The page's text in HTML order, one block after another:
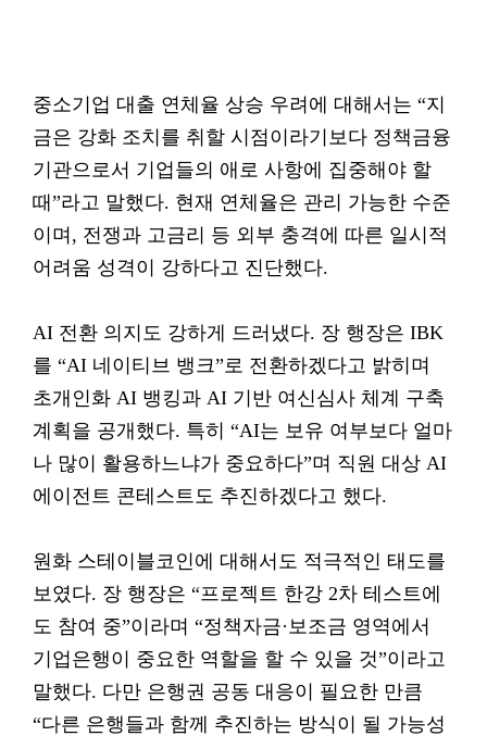
중소기업 대출 연체율 상승 우려에 대해서는 “지
금은 강화 조치를 취할 시점이라기보다 정책금융
기관으로서 기업들의 애로 사항에 집중해야 할
때”라고 말했다. 현재 연체율은 관리 가능한 수준
이며, 전쟁과 고금리 등 외부 충격에 따른 일시적
어려움 성격이 강하다고 진단했다.
AI 전환 의지도 강하게 드러냈다. 장 행장은 IBK
를 “AI 네이티브 뱅크”로 전환하겠다고 밝히며
초개인화 AI 뱅킹과 AI 기반 여신심사 체계 구축
계획을 공개했다. 특히 “AI는 보유 여부보다 얼마
나 많이 활용하느냐가 중요하다”며 직원 대상 AI
에이전트 콘테스트도 추진하겠다고 했다.
원화 스테이블코인에 대해서도 적극적인 태도를
보였다. 장 행장은 “프로젝트 한강 2차 테스트에
도 참여 중”이라며 “정책자금·보조금 영역에서
기업은행이 중요한 역할을 할 수 있을 것”이라고
말했다. 다만 은행권 공동 대응이 필요한 만큼
“다른 은행들과 함께 추진하는 방식이 될 가능성